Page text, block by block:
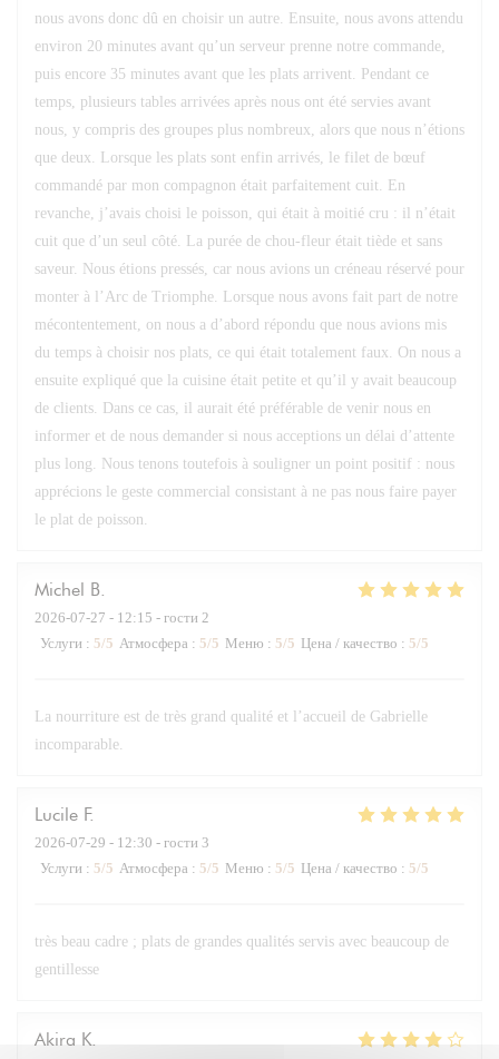
nous avons donc dû en choisir un autre. Ensuite, nous avons attendu
environ 20 minutes avant qu’un serveur prenne notre commande,
puis encore 35 minutes avant que les plats arrivent. Pendant ce
temps, plusieurs tables arrivées après nous ont été servies avant
nous, y compris des groupes plus nombreux, alors que nous n’étions
que deux. Lorsque les plats sont enfin arrivés, le filet de bœuf
commandé par mon compagnon était parfaitement cuit. En
revanche, j’avais choisi le poisson, qui était à moitié cru : il n’était
cuit que d’un seul côté. La purée de chou-fleur était tiède et sans
saveur. Nous étions pressés, car nous avions un créneau réservé pour
monter à l’Arc de Triomphe. Lorsque nous avons fait part de notre
mécontentement, on nous a d’abord répondu que nous avions mis
du temps à choisir nos plats, ce qui était totalement faux. On nous a
ensuite expliqué que la cuisine était petite et qu’il y avait beaucoup
de clients. Dans ce cas, il aurait été préférable de venir nous en
informer et de nous demander si nous acceptions un délai d’attente
plus long. Nous tenons toutefois à souligner un point positif : nous
apprécions le geste commercial consistant à ne pas nous faire payer
le plat de poisson.
Michel B
2026-07-27 - 12:15 - гости 2
Услуги : 5/5 Атмосфера : 5/5 Меню : 5/5 Цена / качество : 5/5
La nourriture est de très grand qualité et l’accueil de Gabrielle
incomparable.
Lucile F
2026-07-29 - 12:30 - гости 3
Услуги : 5/5 Атмосфера : 5/5 Меню : 5/5 Цена / качество : 5/5
très beau cadre ; plats de grandes qualités servis avec beaucoup de
gentillesse
Akira K